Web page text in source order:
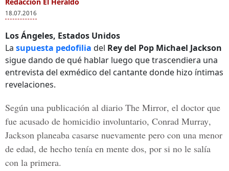
18.07.2016
Los Ángeles, Estados Unidos
La supuesta pedofilia del Rey del Pop Michael Jackson
sigue dando de qué hablar luego que trascendiera una
entrevista del exmédico del cantante donde hizo íntimas
revelaciones.
Según una publicación al diario The Mirror, el doctor que
fue acusado de homicidio involuntario, Conrad Murray,
Jackson planeaba casarse nuevamente pero con una menor
de edad, de hecho tenía en mente dos, por si no le salía
con la primera.